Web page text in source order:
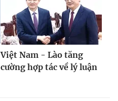
Việt Nam - Lào tăng
cường hợp tác về lý luận